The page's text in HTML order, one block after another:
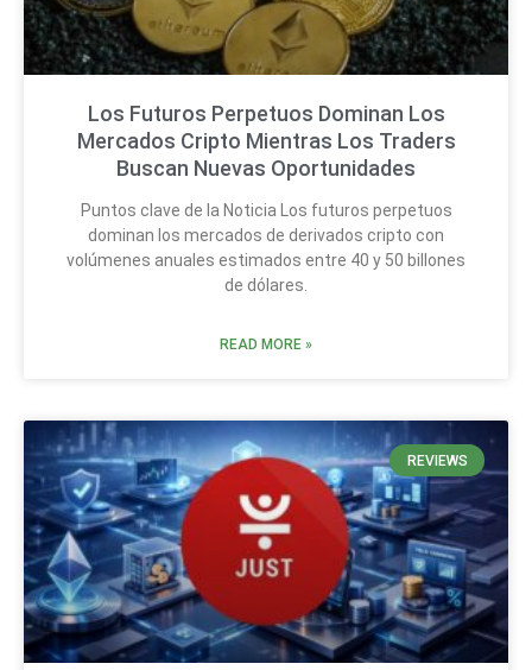
Los Futuros Perpetuos Dominan Los
Mercados Cripto Mientras Los Traders
Buscan Nuevas Oportunidades
Puntos clave de la Noticia Los futuros perpetuos
dominan los mercados de derivados cripto con
volúmenes anuales estimados entre 40 y 50 billones
de dólares.
READ MORE »
REVIEWS